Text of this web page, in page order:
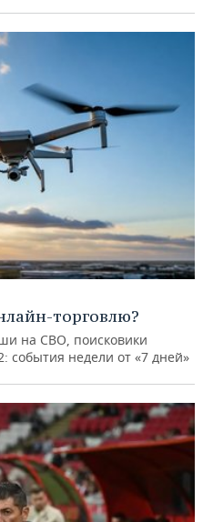
торговлю?
на СВО, поисковики
события недели от «7 дней»